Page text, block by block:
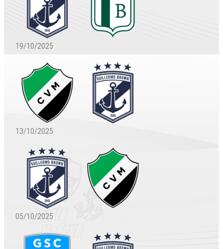
19/10/2025
13/10/2025
05/10/2025